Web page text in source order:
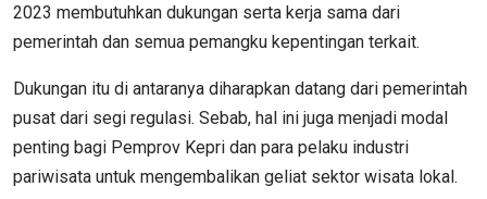
2023 membutuhkan dukungan serta kerja sama dari
pemerintah dan semua pemangku kepentingan terkait.
Dukungan itu di antaranya diharapkan datang dari pemerintah
pusat dari segi regulasi. Sebab, hal ini juga menjadi modal
penting bagi Pemprov Kepri dan para pelaku industri
pariwisata untuk mengembalikan geliat sektor wisata lokal.